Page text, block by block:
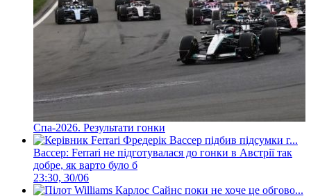
Спа-2026. Результати гонки
Вассер: Ferrari не підготувалася до гонки в Австрії так
добре, як варто було б
23:30, 30/06